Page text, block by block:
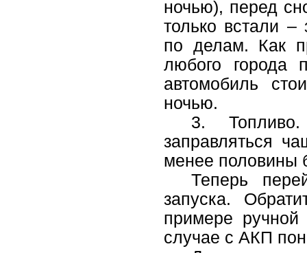
ночью), перед
только встали –
по делам. Как
любого города
автомобиль
ночью.
3.
заправляться
менее половины
Теперь
запуска.
примере
случае с АКП